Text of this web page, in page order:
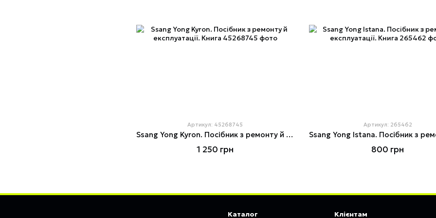
Артикул: 45268745
Ssang Yong Kyron. Посібник з ремонту й експлуатації. Книга
1 250 грн
Артикул: 265462
800 грн
Каталог Клієнтам